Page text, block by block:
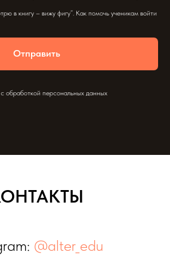
в книгу – вижу фигу”. Как помочь ученикам войти
Отправить
обработкой персональных данных
@alter_edu